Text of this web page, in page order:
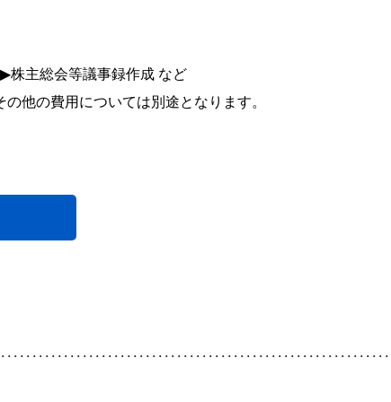
▶株主総会等議事録作成 など
他の費用については別途となります。
･･････････････････････････････････････････････････････････